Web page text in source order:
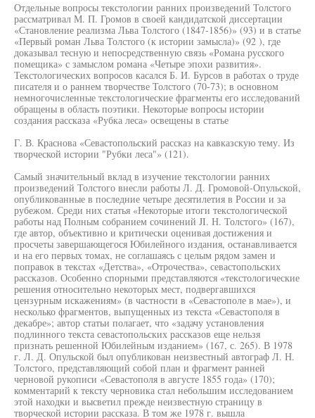
Отдельные вопросы текстологии ранних произведений Толстого
рассматривал М. П. Громов в своей кандидатской диссертации
«Становление реализма Льва Толстого (1847-1856)» (93) и в статье
«Первый роман Льва Толстого (к истории замысла)» (92 ), где
доказывал тесную и непосредственную связь «Романа русского
помещика» с замыслом романа «Четыре эпохи развития».
Текстологических вопросов касался Б. И. Бурсов в работах о труде
писателя и о раннем творчестве Толстого (70-73); в основном
немногочисленные текстологические фрагменты его исследований
обращены в область поэтики. Некоторые вопросы истории
создания рассказа «Рубка леса» освещены в статье
Г. В. Краснова «Севастопольский рассказ на кавказскую тему. Из
творческой истории "Рубки леса"» (121).
Самый значительный вклад в изучение текстологии ранних
произведений Толстого внесли работы Л. Д. Громовой-Опульской,
опубликованные в последние четыре десятилетия в России и за
рубежом. Среди них статья «Некоторые итоги текстологической
работы над Полным собранием сочинений JI. Н. Толстого» (167),
где автор, объективно и критически оценивая достижения и
просчеты завершающегося Юбилейного издания, останавливается
и на его первых томах, не соглашаясь с целым рядом замен и
поправок в текстах «Детства», «Отрочества», севастопольских
рассказов. Особенно спорными представляются «текстологические
решения относительно некоторых мест, подвергавшихся
цензурным искажениям» (в частности в «Севастополе в мае»), и
несколько фрагментов, выпущенных из текста «Севастополя в
декабре»; автор статьи полагает, что «задачу установления
подлинного текста севастопольских рассказов еще нельзя
признать решенной Юбилейным изданием» (167, с. 265). В 1978
г. Л. Д. Опульской был опубликован неизвестный автограф Л. Н.
Толстого, представляющий собой план и фрагмент ранней
черновой рукописи «Севастополя в августе 1855 года» (170);
комментарий к тексту черновика стал небольшим исследованием
этой находки и высветил прежде неизвестную страницу в
творческой истории рассказа. В том же 1978 г. вышла